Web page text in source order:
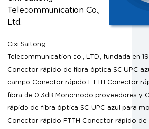
Telecommunication Co.,
Ltd.
Cixi Saitong
Telecommunication co., LTD., fundada en
Conector rápido de fibra óptica SC UPC
campo Conector rápido FTTH Conector
fibra de 0.3dB Monomodo proveedores y
rápido de fibra óptica SC UPC azul para
Conector rápido FTTH Conector rápido de